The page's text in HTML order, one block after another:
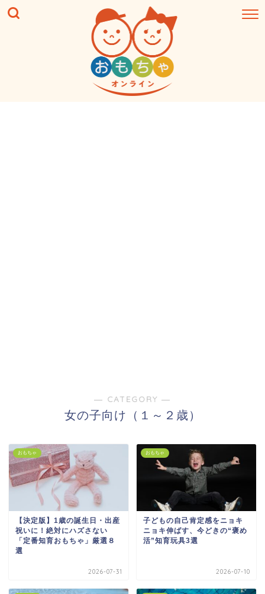
― CATEGORY ―
女の子向け（１～２歳）
おもちゃ
【決定版】1歳の誕生日・出産
祝いに！絶対にハズさない
「定番知育おもちゃ」厳選８
選
2026-07-31
おもちゃ
子どもの自己肯定感をニョキ
ニョキ伸ばす、今どきの“褒め
活”知育玩具3選
2026-07-10